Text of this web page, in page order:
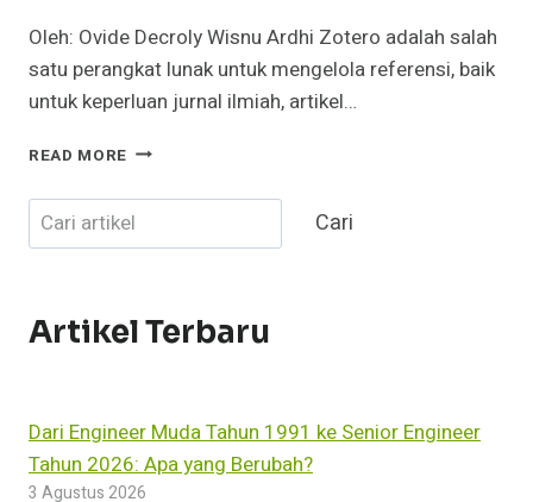
Oleh: Ovide Decroly Wisnu Ardhi Zotero adalah salah
satu perangkat lunak untuk mengelola referensi, baik
untuk keperluan jurnal ilmiah, artikel…
READ MORE PANDUAN
PENGGUNAAN
ZOTERO
REFERENCE
Cari Cari
Artikel Terbaru
Dari Engineer Muda Tahun 1991 ke Senior Engineer
Tahun 2026: Apa yang Berubah?
3 Agustus 2026